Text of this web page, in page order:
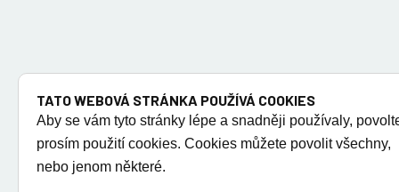
TATO WEBOVÁ STRÁNKA POUŽÍVÁ COOKIES
Aby se vám tyto stránky lépe a snadněji používaly,
prosím použití cookies. Cookies můžete povolit všechny,
nebo jenom některé.